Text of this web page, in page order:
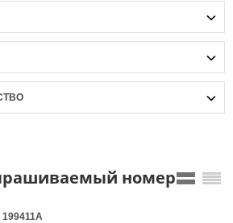
номер
199411A